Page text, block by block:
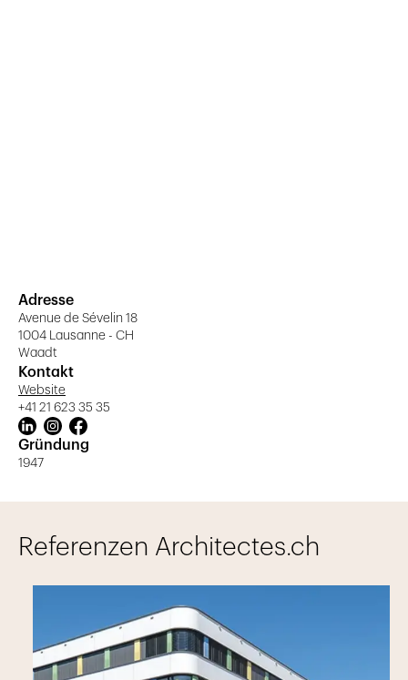
Adresse
Avenue de Sévelin 18
1004 Lausanne - CH
Waadt
Kontakt
Website
+41 21 623 35 35
Gründung
1947
Referenzen Architectes.ch